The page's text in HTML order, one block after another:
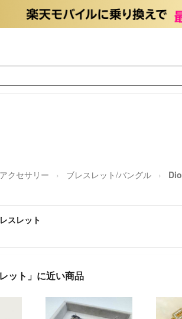
アクセサリー ブレスレット/バングル
スレット
ット」に近い商品